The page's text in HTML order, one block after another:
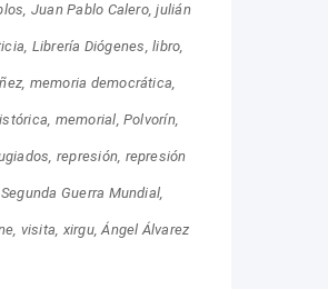
Juan Pablo Calero julián
Librería Diógenes libro
memoria democrática
memorial Polvorín
represión represión
Segunda Guerra Mundial
visita xirgu Ángel Álvarez